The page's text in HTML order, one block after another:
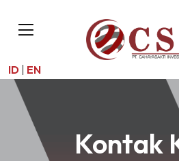
ID EN
Kontak